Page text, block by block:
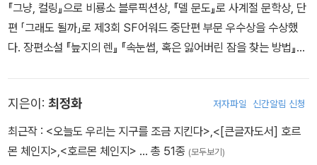
『그냥, 컬링』으로 비룡소 블루픽션상, 『델 문도』로 사계절 문학상, 단
편 「그래도 될까」로 제3회 SF어워드 중단편 부문 우수상을 수상했
다. 장편소설 『늪지의 렌』 『속눈썹, 혹은 잃어버린 잠을 찾는 방법』
과 잠』 등을 썼다.
지은이: 최정화 저자파일 신간알림 신청
최근작 : <오늘도 우리는 지구를 조금 지킨다>,<[큰글자도서] 호르
몬 체인지>,<호르몬 체인지> … 총 51종 (모두보기)